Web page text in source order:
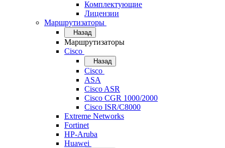
Комплектующие
Лицензии
Маршрутизаторы
Назад
Маршрутизаторы
Cisco
Назад
Cisco
ASA
Cisco ASR
Cisco CGR 1000/2000
Cisco ISR/С8000
Extreme Networks
Fortinet
HP-Aruba
Huawei